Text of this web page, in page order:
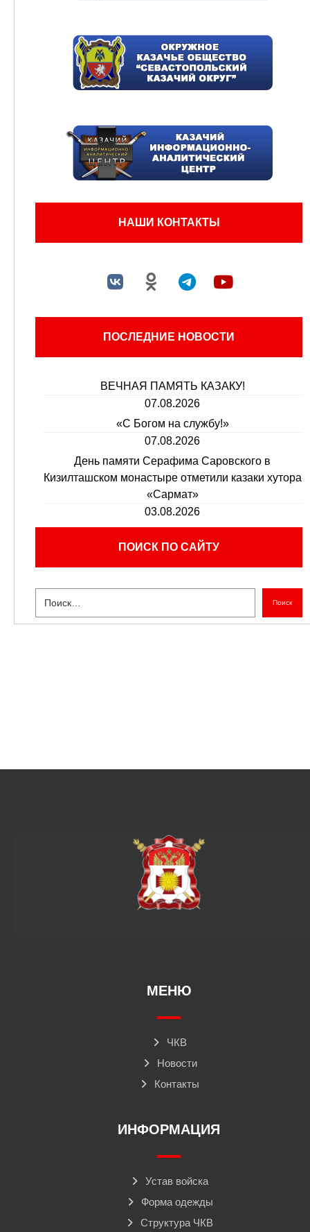
НАШИ КОНТАКТЫ
ПОСЛЕДНИЕ НОВОСТИ
ВЕЧНАЯ ПАМЯТЬ КАЗАКУ!
07.08.2026
«С Богом на службу!»
07.08.2026
День памяти Серафима Саровского в
Кизилташском монастыре отметили казаки хутора
«Сармат»
03.08.2026
ПОИСК ПО САЙТУ
Поиск
МЕНЮ
ЧКВ
Новости
Контакты
ИНФОРМАЦИЯ
Устав войска
Форма одежды
Структура ЧКВ